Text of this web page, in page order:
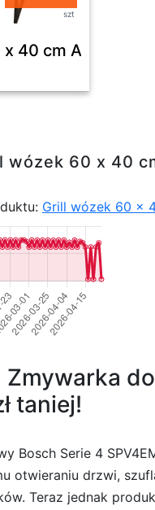
szt
40 cm Activa
wózek 60 x 40
Grill wózek 60 x
taniej!
Bosch Serie 4
otwieraniu drzwi,
Teraz jednak